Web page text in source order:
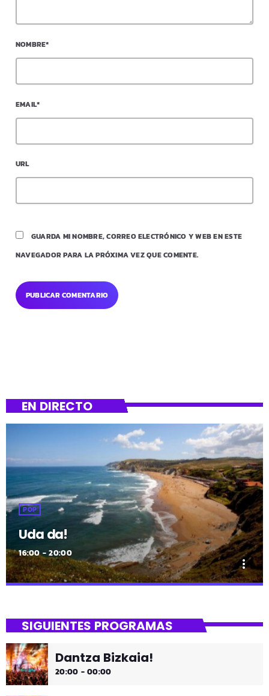
NOMBRE*
EMAIL*
URL
GUARDA MI NOMBRE, CORREO ELECTRÓNICO Y WEB EN ESTE
NAVEGADOR PARA LA PRÓXIMA VEZ QUE COMENTE.
EN DIRECTO
POP
Uda da!
16:00 - 20:00
more_vert
¡Toda la música!
¡Toda la música!
SIGUIENTES PROGRAMAS
Dantza Bizkaia!
20:00 - 00:00